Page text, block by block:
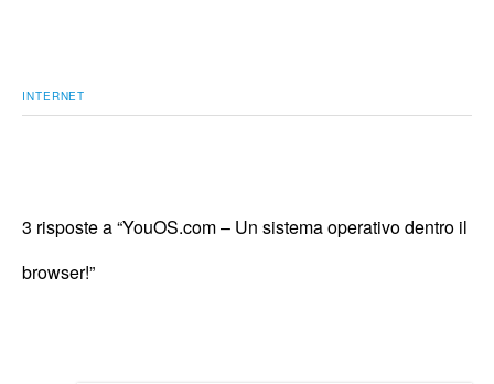
INTERNET
3 risposte a “YouOS.com – Un sistema operativo dentro il
browser!”